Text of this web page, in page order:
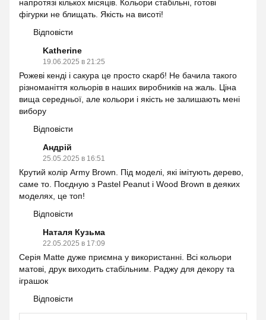
напротязі кількох місяців. Кольори стабільні, готові
фігурки не блищать. Якість на висоті!
Відповісти
Katherine
19.06.2025 в 21:25
Рожеві кенді і сакура це просто скарб! Не бачила такого
різноманіття кольорів в наших виробників на жаль. Ціна
вища середньої, але кольори і якість не залишають мені
вибору
Відповісти
Андрій
25.05.2025 в 16:51
Крутий колір Army Brown. Під моделі, які імітують дерево,
саме то. Поєдную з Pastel Peanut і Wood Brown в деяких
моделях, це топ!
Відповісти
Наталя Кузьма
22.05.2025 в 17:09
Серія Matte дуже приємна у використанні. Всі кольори
матові, друк виходить стабільним. Раджу для декору та
іграшок
Відповісти